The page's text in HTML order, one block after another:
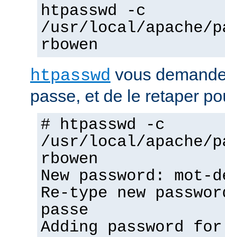
htpasswd -c
/usr/local/apache/
rbowen
htpasswd vous
passe, et de le retaper
# htpasswd -c
/usr/local/apache/
rbowen
New password: mot-
Re-type new
passe
Adding password